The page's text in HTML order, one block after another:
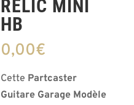
RELIC MINI
HB
0,00€
Cette Partcaster
Guitare Garage Modèle